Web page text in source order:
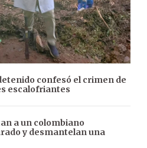
confesó el crimen de
escalofriantes
a un colombiano
y desmantelan una